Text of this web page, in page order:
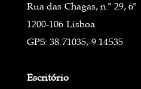
Rua das Chagas, n.º 29, 6º
1200-106 Lisboa
GPS: 38.71035,-9.14535
Escritório